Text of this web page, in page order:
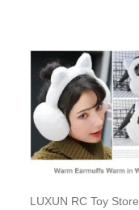
LUXUN RC Toy Store